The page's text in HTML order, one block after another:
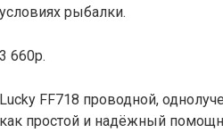
условиях рыбалки.
3 660р.
Lucky FF718 проводной,
как простой и надёжный